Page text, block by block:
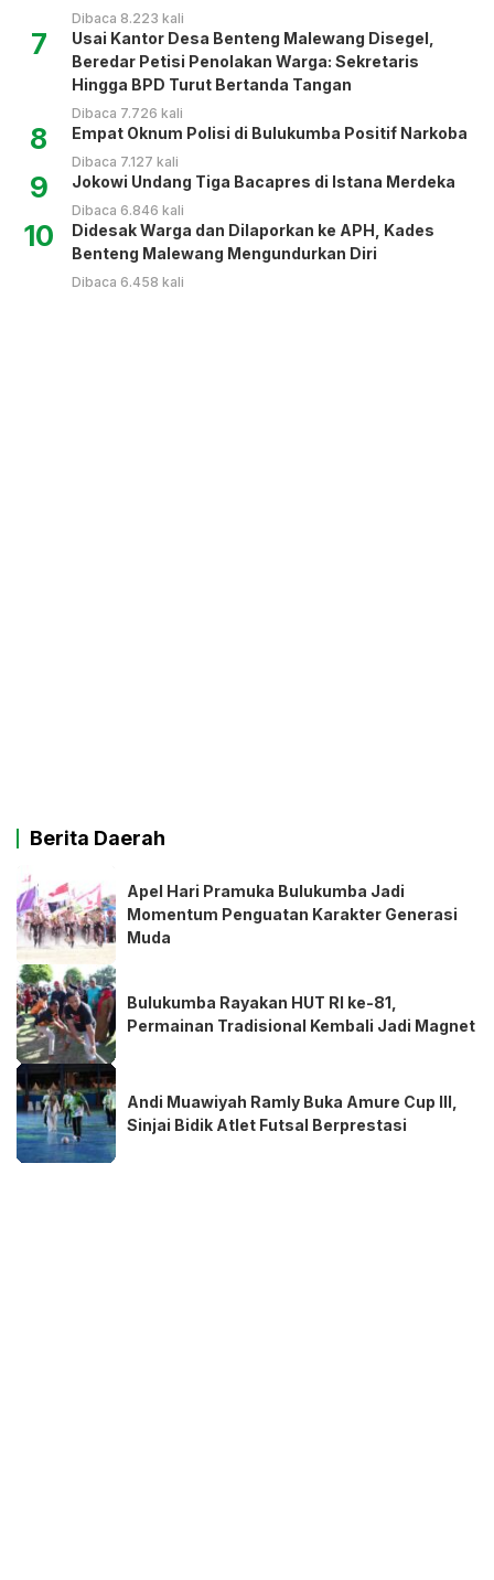
Dibaca 8.223 kali
7
Usai Kantor Desa Benteng Malewang Disegel,
Beredar Petisi Penolakan Warga: Sekretaris
Hingga BPD Turut Bertanda Tangan
Dibaca 7.726 kali
8 Empat Oknum Polisi di Bulukumba Positif Narkoba
Dibaca 7.127 kali
9 Jokowi Undang Tiga Bacapres di Istana Merdeka
Dibaca 6.846 kali
10
Didesak Warga dan Dilaporkan ke APH, Kades
Benteng Malewang Mengundurkan Diri
Dibaca 6.458 kali
Berita Daerah
Apel Hari Pramuka Bulukumba Jadi
Momentum Penguatan Karakter Generasi
Muda
Bulukumba Rayakan HUT RI ke-81,
Permainan Tradisional Kembali Jadi Magnet
Andi Muawiyah Ramly Buka Amure Cup III,
Sinjai Bidik Atlet Futsal Berprestasi